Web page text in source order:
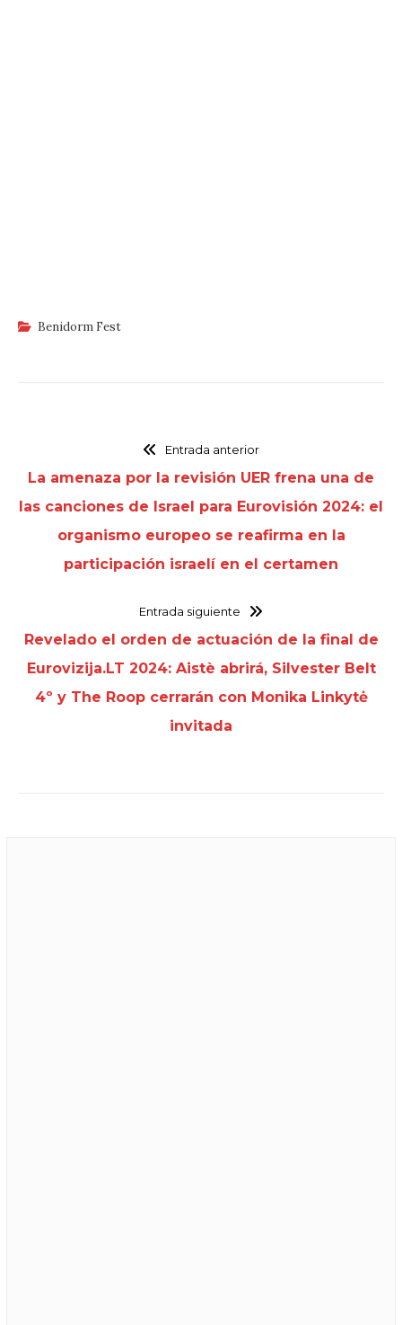
Benidorm Fest
Entrada anterior
La amenaza por la revisión UER frena una de
las canciones de Israel para Eurovisión 2024: el
organismo europeo se reafirma en la
participación israelí en el certamen
Entrada siguiente
Revelado el orden de actuación de la final de
Eurovizija.LT 2024: Aistè abrirá, Silvester Belt
4º y The Roop cerrarán con Monika Linkytė
invitada